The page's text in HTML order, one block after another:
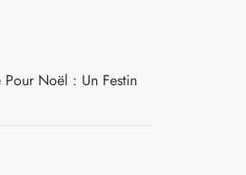
Pour Noël : Un Festin